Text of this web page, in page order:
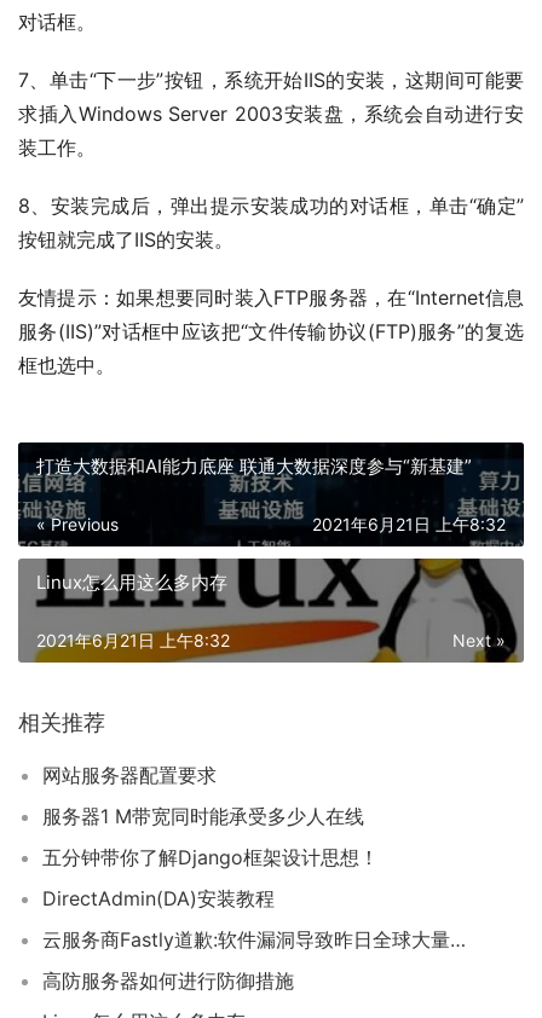
对话框。
7、单击“下一步”按钮，系统开始IIS的安装，这期间可能要
求插入Windows Server 2003安装盘，系统会自动进行安
装工作。
8、安装完成后，弹出提示安装成功的对话框，单击“确定”
按钮就完成了IIS的安装。
友情提示：如果想要同时装入FTP服务器，在“Internet信息
服务(IIS)”对话框中应该把“文件传输协议(FTP)服务”的复选
框也选中。
打造大数据和AI能力底座 联通大数据深度参与“新基建”
« Previous 2021年6月21日 上午8:32
Linux怎么用这么多内存
Next »
2021年6月21日 上午8:32
相关推荐
网站服务器配置要求
服务器1 M带宽同时能承受多少人在线
五分钟带你了解Django框架设计思想！
DirectAdmin(DA)安装教程
云服务商Fastly道歉:软件漏洞导致昨日全球大量网站宕机，亚马逊损失约3400万美元
高防服务器如何进行防御措施